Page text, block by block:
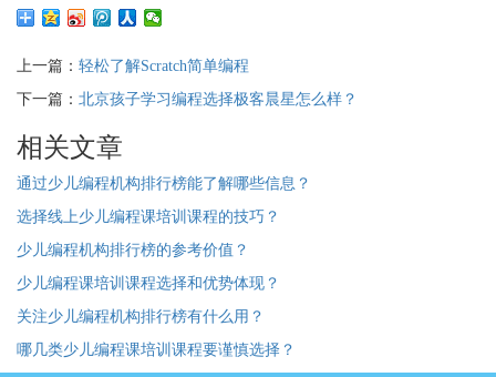
上一篇： 轻松了解Scratch简单编程
下一篇： 北京孩子学习编程选择极客晨星怎么样？
相关文章
通过少儿编程机构排行榜能了解哪些信息？
选择线上少儿编程课培训课程的技巧？
少儿编程机构排行榜的参考价值？
少儿编程课培训课程选择和优势体现？
关注少儿编程机构排行榜有什么用？
哪几类少儿编程课培训课程要谨慎选择？